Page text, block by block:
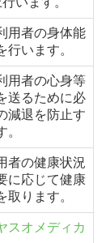
用者の身体能
います。
用者の心身等
送るために必
減退を防止す
者の健康状況
に応じて健康
ります。
スオメディカ